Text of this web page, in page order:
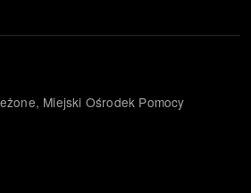
Miejski Ośrodek Pomocy